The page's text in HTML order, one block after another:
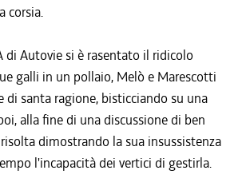
corsia.
di Autovie si è rasentato il ridicolo
galli in un pollaio, Melò e Marescotti
di santa ragione, bisticciando su una
alla fine di una discussione di ben
dimostrando la sua insussistenza
l'incapacità dei vertici di gestirla.